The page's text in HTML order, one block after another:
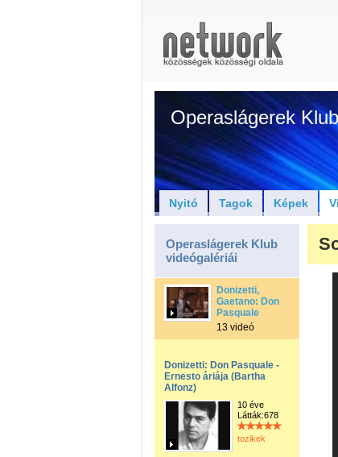
Operaslágerek Klub
Nyitó Tagok Képek
Operaslágerek Klub
videógalériái
Donizetti,
Gaetano: Don
Pasquale
13 videó
Donizetti: Don Pasquale -
Ernesto áriája (Bartha
Alfonz)
10 éve
Látták:678
tozikek